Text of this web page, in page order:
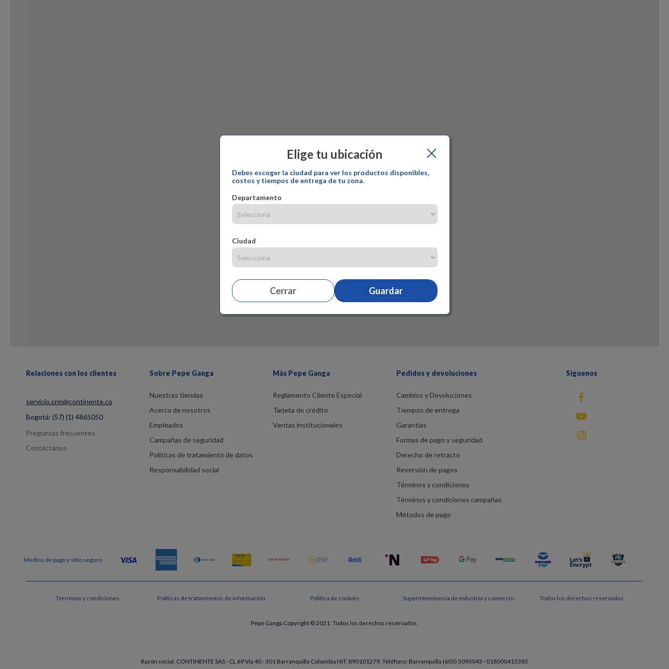
Elige tu ubicación
Debes escoger la ciudad para ver los productos disponibles,
costos y tiempos de entrega de tu zona.
Departamento
Ciudad
Cerrar Guardar
Relaciones con los clientes
servicio.crm@continente.co
Bogotá: (57) (1) 4865050
Preguntas frecuentes
Contáctanos
Sobre Pepe Ganga
Nuestras tiendas
Acerca de nosotros
Empleados
Campañas de seguridad
Políticas de tratamiento de datos
Responsabilidad social
Más Pepe Ganga
Reglamento Cliente Especial
Tarjeta de crédito
Ventas institucionales
Pedidos y devoluciones
Cambios y Devoluciones
Tiempos de entrega
Garantías
Formas de pago y seguridad
Derecho de retracto
Reversión de pagos
Términos y condiciones
Términos y condiciones campañas
Métodos de pago
Siguenos
fb
You Tube
instagram
Terminos y condiciones Politicas de tratamientos de información Politica de cookies Superintendencia de industría y comercio Todos los derechos reservados
Pepe Ganga Copyright © 2021. Todos los derechos reservados.
Razón social: CONTINENTE SAS - CL 69 Via 40 - 301 Barranquilla Colombia NIT: 890101279. Teléfono: Barranquilla (605) 3093043 - 018000415385